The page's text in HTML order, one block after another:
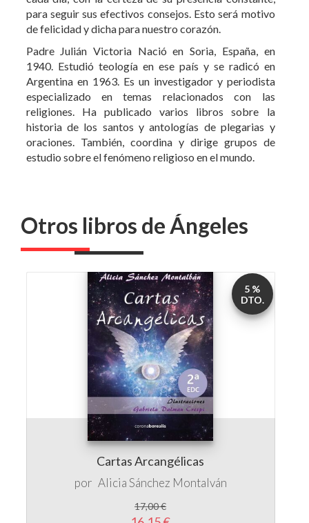
1940. Estudió teología en ese país y se radicó en
Argentina en 1963. Es un investigador y periodista
especializado en temas relacionados con las
religiones. Ha publicado varios libros sobre la
historia de los santos y antologías de plegarias y
oraciones. También, coordina y dirige grupos de
estudio sobre el fenómeno religioso en el mundo.
Otros libros de Ángeles
Cartas Arcangélicas
por Alicia Sánchez Montalván
17,00 €
16,15 €
5 %